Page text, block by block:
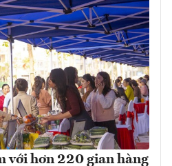
với hơn 220 gian hàng